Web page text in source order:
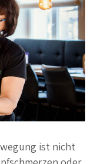
ist nicht